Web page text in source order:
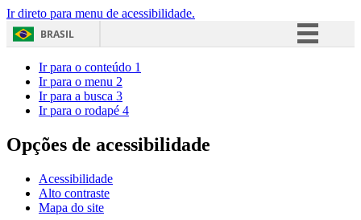
Ir direto para menu de acessibilidade.
BRASIL
Acesso à informação
Ir para o conteúdo 1
Ir para o menu 2
Ir para a busca 3
Ir para o rodapé 4
Opções de acessibilidade
Acessibilidade
Alto contraste
Mapa do site